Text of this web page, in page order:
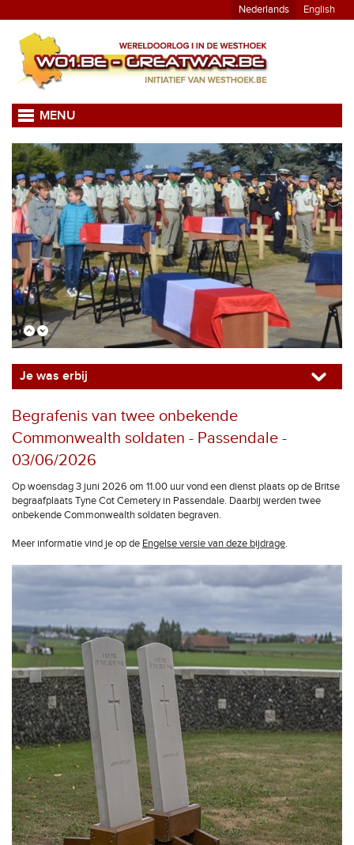
Nederlands English
MENU
Je was erbij
Begrafenis van twee onbekende
Commonwealth soldaten - Passendale -
03/06/2026
Op woensdag 3 juni 2026 om 11.00 uur vond een dienst plaats op de Britse
begraafplaats Tyne Cot Cemetery in Passendale. Daarbij werden twee
onbekende Commonwealth soldaten begraven.
Meer informatie vind je op de Engelse versie van deze bijdrage.